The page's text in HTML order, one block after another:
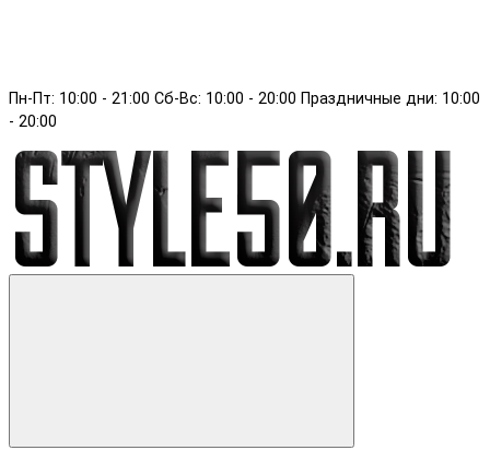
Пн-Пт: 10:00 - 21:00 Сб-Вс: 10:00 - 20:00 Праздничные дни: 10:00
- 20:00